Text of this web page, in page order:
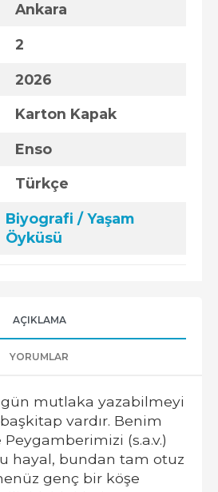
Ankara
2
2026
Karton Kapak
Enso
Türkçe
Biyografi / Yaşam
Öyküsü
AÇIKLAMA
YORUMLAR
gün mutlaka yazabilmeyi
vardır. Benim
(s.a.v.)
hayal, bundan tam otuz
genç bir köşe